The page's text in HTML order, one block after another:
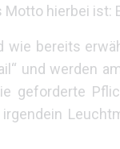
Motto hierbei ist:
wie bereits
und werden
geforderte